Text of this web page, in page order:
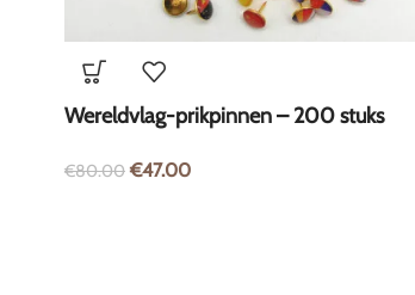
Wereldvlag-prikpinnen – 200 stuks
€80.00 €47.00